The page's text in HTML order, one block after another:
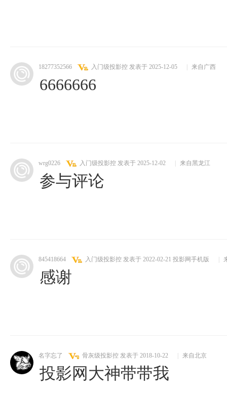
18277352566 入门级投影控 发表于 2025-12-05 来自广西
6666666
wrg0226 入门级投影控 发表于 2025-12-02 来自黑龙江
参与评论
845418664 入门级投影控 发表于 2022-02-21 投影网手机版
感谢
名字忘了 骨灰级投影控 发表于 2018-10-22 来自北京
投影网大神带带我